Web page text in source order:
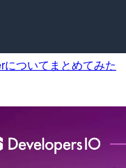
についてまとめてみた